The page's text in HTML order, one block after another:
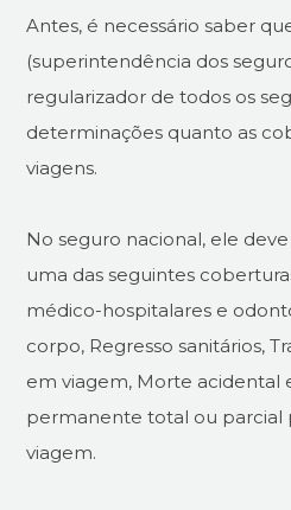
Antes, é necessário saber
(superintendência dos
regularizador de todos os
determinações quanto as
viagens.
No seguro nacional, ele
uma das seguintes
médico-hospitalares e
corpo, Regresso sanitários,
em viagem, Morte acidental
permanente total ou parcial
viagem.